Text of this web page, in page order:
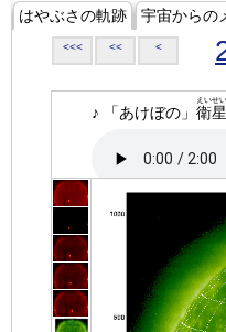
はやぶさの軌跡 宇宙からの
<<< << <
♪ 「あけぼの」 衛星
えいせい